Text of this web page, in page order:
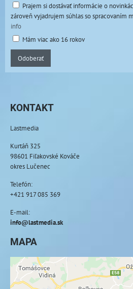
Prajem si dostávať informácie o
zároveň vyjadrujem súhlas so spracovaním
info
Mám viac ako 16 rokov
Odoberať
KONTAKT
Lastmedia
Kurtáň 325
98601 Fiľakovské Kováče
okres Lučenec
Telefón:
+421 917 085 369
E-mail:
info@lastmedia.sk
MAPA
Externý obsah je